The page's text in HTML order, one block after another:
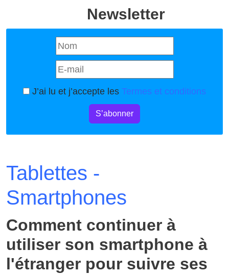
Newsletter
J’ai lu et j’accepte les Termes et conditions
S’abonner
Tablettes -
Smartphones
Comment continuer à
utiliser son smartphone à
l'étranger pour suivre ses